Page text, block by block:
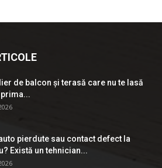
de balcon și terasă care nu te lasă
pierdute sau contact defect la
Există un tehnician...